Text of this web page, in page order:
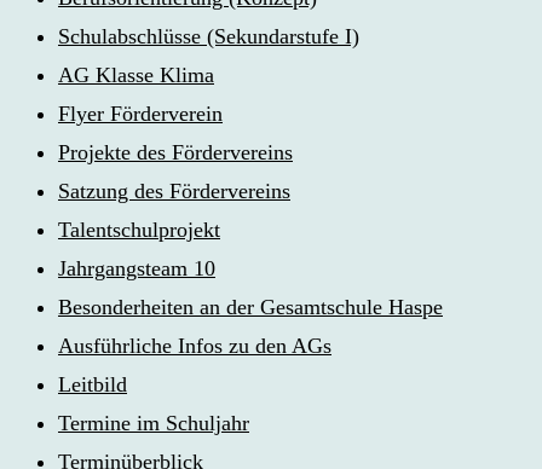
Schulabschlüsse (Sekundarstufe I)
AG Klasse Klima
Flyer Förderverein
Projekte des Fördervereins
Satzung des Fördervereins
Talentschulprojekt
Jahrgangsteam 10
Besonderheiten an der Gesamtschule Haspe
Ausführliche Infos zu den AGs
Leitbild
Termine im Schuljahr
Terminüberblick